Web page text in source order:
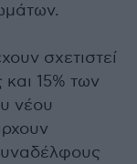
σχετιστεί
15% των
νέου